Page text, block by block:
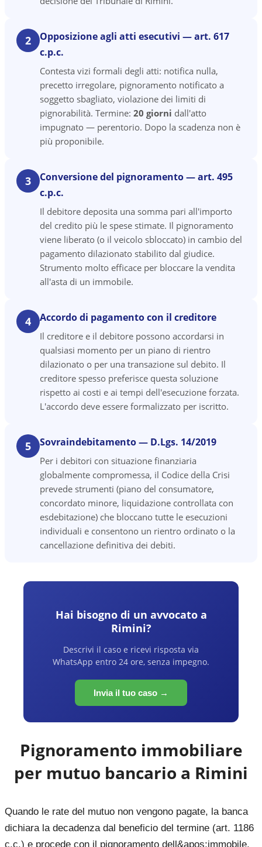
2
Opposizione agli atti esecutivi — art. 617
c.p.c.
Contesta vizi formali degli atti: notifica nulla,
precetto irregolare, pignoramento notificato a
soggetto sbagliato, violazione dei limiti di
pignorabilità. Termine: 20 giorni dall'atto
impugnato — perentorio. Dopo la scadenza non è
più proponibile.
3
Conversione del pignoramento — art. 495
c.p.c.
Il debitore deposita una somma pari all'importo
del credito più le spese stimate. Il pignoramento
viene liberato (o il veicolo sbloccato) in cambio del
pagamento dilazionato stabilito dal giudice.
Strumento molto efficace per bloccare la vendita
all'asta di un immobile.
4 Accordo di pagamento con il creditore
Il creditore e il debitore possono accordarsi in
qualsiasi momento per un piano di rientro
dilazionato o per una transazione sul debito. Il
creditore spesso preferisce questa soluzione
rispetto ai costi e ai tempi dell'esecuzione forzata.
L'accordo deve essere formalizzato per iscritto.
5 Sovraindebitamento — D.Lgs. 14/2019
Per i debitori con situazione finanziaria
globalmente compromessa, il Codice della Crisi
prevede strumenti (piano del consumatore,
concordato minore, liquidazione controllata con
esdebitazione) che bloccano tutte le esecuzioni
individuali e consentono un rientro ordinato o la
cancellazione definitiva dei debiti.
Hai bisogno di un avvocato a
Rimini?
Descrivi il caso e ricevi risposta via
WhatsApp entro 24 ore, senza impegno.
Invia il tuo caso →
Pignoramento immobiliare
per mutuo bancario a Rimini
Quando le rate del mutuo non vengono pagate, la banca
dichiara la decadenza dal beneficio del termine (art. 1186
c.c.) e procede con il pignoramento dell&apos;immobile.